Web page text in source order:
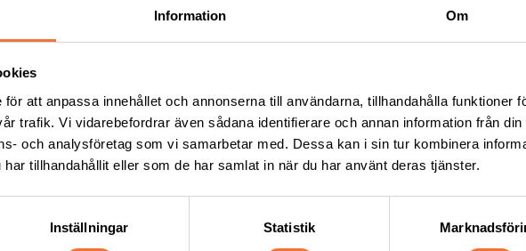
Information Om
att anpassa innehållet och annonserna till användarna, tillhandahålla funktioner
trafik. Vi vidarebefordrar även sådana identifierare och annan information från din
och analysföretag som vi samarbetar med. Dessa kan i sin tur kombinera
tillhandahållit eller som de har samlat in när du har använt deras tjänster.
Inställningar Statistik
Andra köpte även